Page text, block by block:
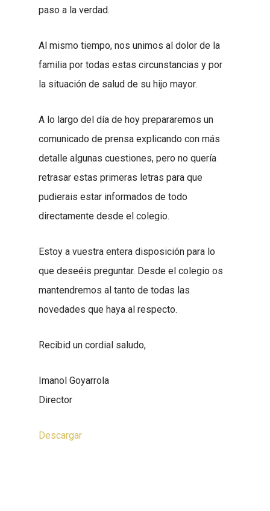
paso a la verdad.
Al mismo tiempo, nos unimos al dolor de la
familia por todas estas circunstancias y por
la situación de salud de su hijo mayor.
A lo largo del día de hoy prepararemos un
comunicado de prensa explicando con más
detalle algunas cuestiones, pero no quería
retrasar estas primeras letras para que
pudierais estar informados de todo
directamente desde el colegio.
Estoy a vuestra entera disposición para lo
que deseéis preguntar. Desde el colegio os
mantendremos al tanto de todas las
novedades que haya al respecto.
Recibid un cordial saludo,
Imanol Goyarrola
Director
Descargar